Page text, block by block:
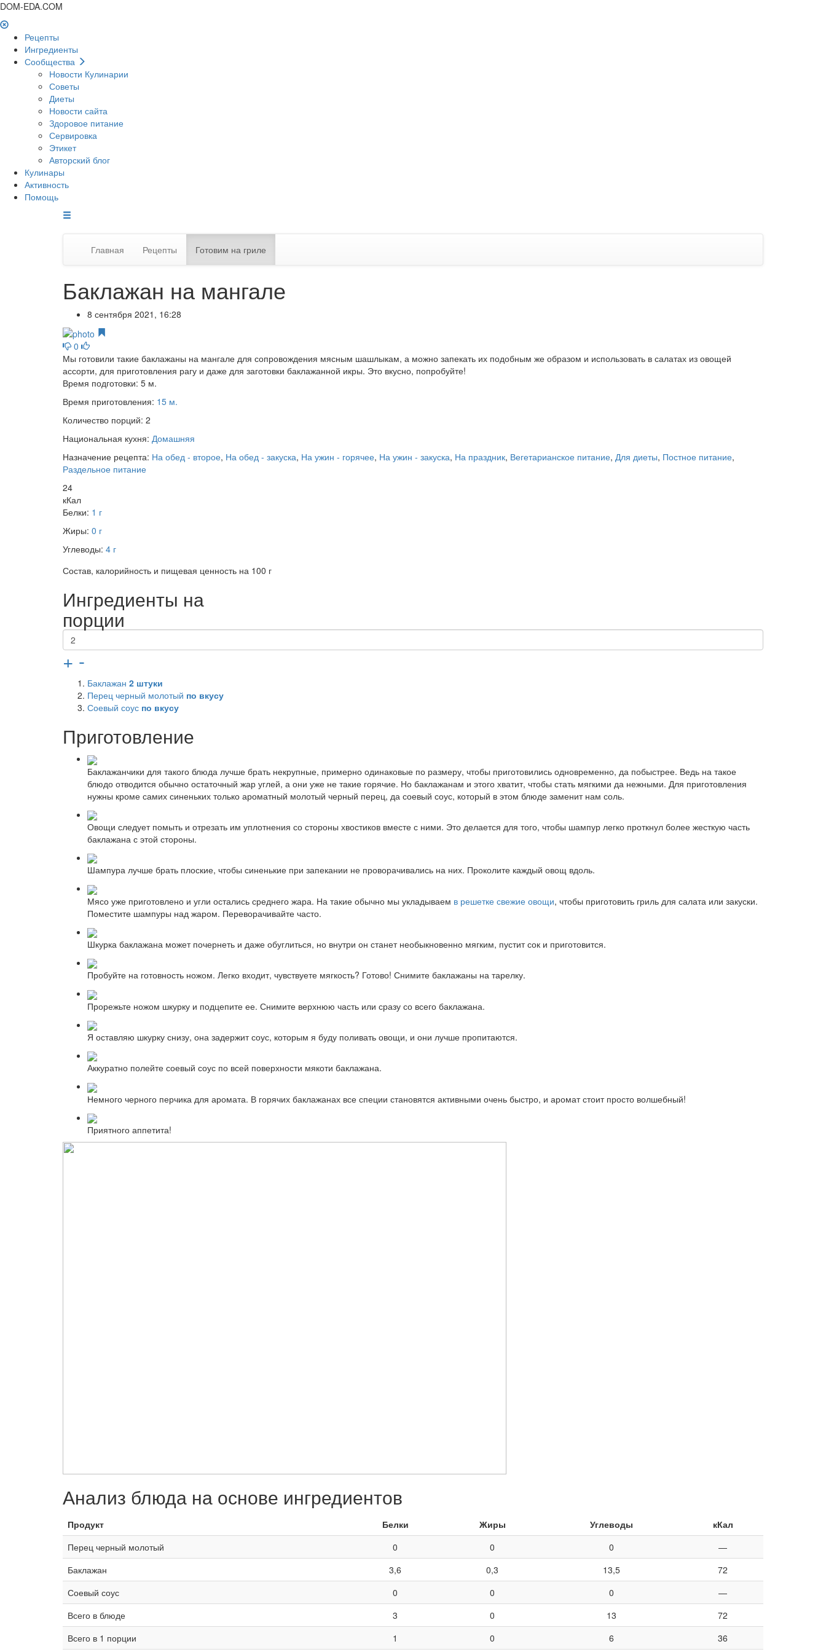
DOM-EDA.COM
Рецепты
Ингредиенты
Сообщества
Новости Кулинарии
Советы
Диеты
Новости сайта
Здоровое питание
Сервировка
Этикет
Авторский блог
Кулинары
Активность
Помощь
Главная Рецепты Готовим на гриле
Баклажан на мангале
8 сентября 2021, 16:28
0
Мы готовили такие баклажаны на мангале для сопровождения мясным шашлыкам, а можно запекать их подобным же образом и использовать в салатах из овощей
ассорти, для приготовления рагу и даже для заготовки баклажанной икры. Это вкусно, попробуйте!
Время подготовки: 5 м.
Время приготовления: 15 м.
Количество порций: 2
Национальная кухня: Домашняя
Назначение рецепта: На обед - второе, На обед - закуска, На ужин - горячее, На ужин - закуска, На праздник, Вегетарианское питание, Для диеты, Постное питание,
Раздельное питание
24
кКал
Белки: 1 г
Жиры: 0 г
Углеводы: 4 г
Состав, калорийность и пищевая ценность на 100 г
Ингредиенты на
порции
+ -
Баклажан 2 штуки
Перец черный молотый по вкусу
Соевый соус по вкусу
Приготовление
Баклажанчики для такого блюда лучше брать некрупные, примерно одинаковые по размеру, чтобы приготовились одновременно, да побыстрее. Ведь на такое
блюдо отводится обычно остаточный жар углей, а они уже не такие горячие. Но баклажанам и этого хватит, чтобы стать мягкими да нежными. Для приготовления
нужны кроме самих синеньких только ароматный молотый черный перец, да соевый соус, который в этом блюде заменит нам соль.
Овощи следует помыть и отрезать им уплотнения со стороны хвостиков вместе с ними. Это делается для того, чтобы шампур легко проткнул более жесткую часть
баклажана с этой стороны.
Шампура лучше брать плоские, чтобы синенькие при запекании не проворачивались на них. Проколите каждый овощ вдоль.
Мясо уже приготовлено и угли остались среднего жара. На такие обычно мы укладываем в решетке свежие овощи, чтобы приготовить гриль для салата или закуски.
Поместите шампуры над жаром. Переворачивайте часто.
Шкурка баклажана может почернеть и даже обуглиться, но внутри он станет необыкновенно мягким, пустит сок и приготовится.
Пробуйте на готовность ножом. Легко входит, чувствуете мягкость? Готово! Снимите баклажаны на тарелку.
Прорежьте ножом шкурку и подцепите ее. Снимите верхнюю часть или сразу со всего баклажана.
Я оставляю шкурку снизу, она задержит соус, которым я буду поливать овощи, и они лучше пропитаются.
Аккуратно полейте соевый соус по всей поверхности мякоти баклажана.
Немного черного перчика для аромата. В горячих баклажанах все специи становятся активными очень быстро, и аромат стоит просто волшебный!
Приятного аппетита!
Анализ блюда на основе ингредиентов
Продукт Белки Жиры Углеводы
кКал
Перец черный молотый
0 0 0
—
Баклажан
3,6 0,3 13,5
72
Соевый соус
0 0 0
—
Всего в блюде
3 0 13
72
Всего в 1 порции
1 0 6 36